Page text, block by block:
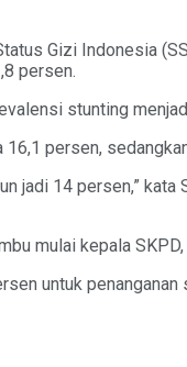
Gizi Indonesia
persen.
stunting
persen,
jadi 14 persen,”
mulai kepala
untuk